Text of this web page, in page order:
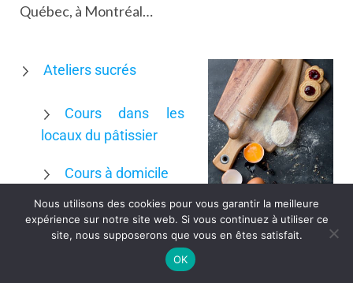
Québec, à Montréal…
Ateliers sucrés
Cours dans les
locaux du pâtissier
Cours à domicile
Débutant &
Perfectionnement
Nous utilisons des cookies pour vous garantir la meilleure
expérience sur notre site web. Si vous continuez à utiliser ce
site, nous supposerons que vous en êtes satisfait.
OK